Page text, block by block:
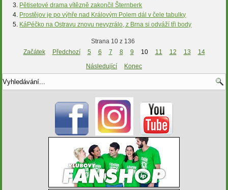
Pětisetové drama vítězně zakončil Šternberk
Prostějov je po výhře nad Královým Polem dál v čele tabulky
KáPéčko na Ostravu znovu nevyzrálo, z Brna si odváží tři body
Strana 10 z 136
Začátek
Předchozí 5 6 7 8 9 10 11 12 13
14
Následující
Konec